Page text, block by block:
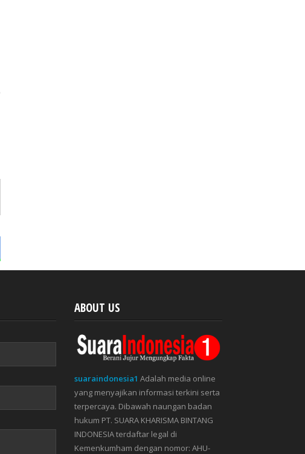
ABOUT US
suaraindonesia1 Adalah media online
yang menyajikan informasi terkini serta
terpercaya. Dibawah naungan badan
hukum PT. SUARA KHARISMA BINTANG
INDONESIA terdaftar legal di
Kemenkumham dengan nomor: AHU-